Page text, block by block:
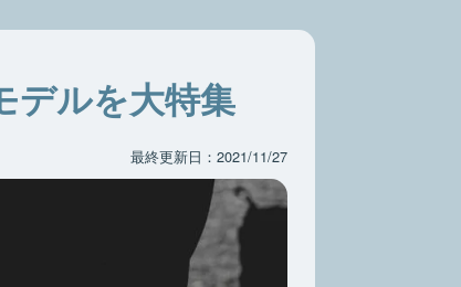
デルを大特集
最終更新日：2021/11/27